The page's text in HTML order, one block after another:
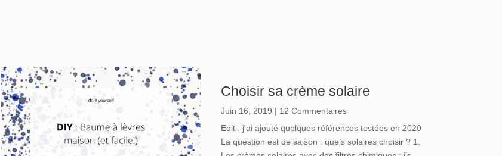
Choisir sa crème solaire
Juin 16, 2019 | 12 Commentaires
Edit : j'ai ajouté quelques références testées en 2020
La question est de saison : quels solaires choisir ? 1.